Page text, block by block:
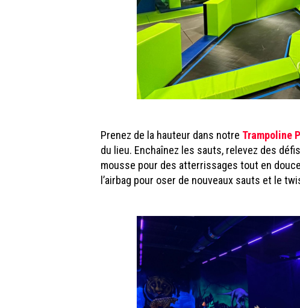
Prenez de la hauteur dans notre Trampoline
du lieu. Enchaînez les sauts, relevez des
mousse pour des atterrissages tout en
l’airbag pour oser de nouveaux sauts et le